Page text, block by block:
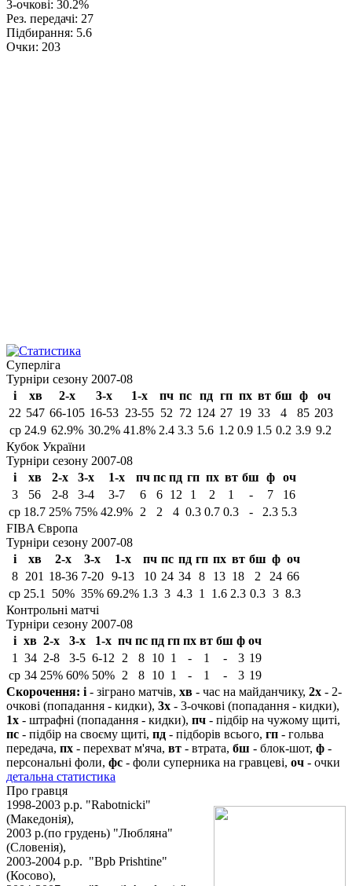
3-очкові: 30.2%
Рез. передачі: 27
Підбирання: 5.6
Очки: 203
Суперліга
Турніри сезону 2007-08
і
хв 2-х 3-х 1-х пч пс пд гп пх вт бш ф
оч
22 547 66-105 16-53 23-55 52 72 124 27 19 33 4 85 203
ср 24.9 62.9% 30.2% 41.8% 2.4 3.3 5.6 1.2 0.9 1.5 0.2 3.9 9.2
Кубок України
Турніри сезону 2007-08
і
хв 2-х 3-х 1-х пч пс пд гп пх вт бш ф
оч
3
56 2-8 3-4 3-7 6 6 12 1 2 1 - 7
16
ср 18.7 25% 75% 42.9% 2 2 4 0.3 0.7 0.3 - 2.3 5.3
FIBA Європа
Турніри сезону 2007-08
і
хв 2-х 3-х 1-х пч пс пд гп пх вт бш ф оч
8
201 18-36 7-20 9-13 10 24 34 8 13 18 2 24 66
ср 25.1 50% 35% 69.2% 1.3 3 4.3 1 1.6 2.3 0.3 3 8.3
Контрольні матчі
Турніри сезону 2007-08
і хв 2-х 3-х 1-х пч пс пд гп пх вт бш ф оч
1
34 2-8 3-5 6-12 2 8 10 1 - 1 - 3 19
ср 34 25% 60% 50% 2 8 10 1 - 1 - 3 19
Скорочення: і - зіграно матчів, хв - час на майданчику, 2х - 2-
очкові (попадання - кидки), 3х - 3-очкові (попадання - кидки),
1х - штрафні (попадання - кидки), пч - підбір на чужому щиті,
пс - підбір на своєму щиті, пд - підборів всього, гп - гольва
передача, пх - перехват м'яча, вт - втрата, бш - блок-шот, ф -
персональні фоли, фс - фоли суперника на гравцеві, оч - очки
детальна статистика
Про гравця
1998-2003 р.р. "Rabotnicki"
(Македонія),
2003 р.(по грудень) "Любляна"
(Словенія),
2003-2004 р.р. "Bpb Prishtine"
(Косово),